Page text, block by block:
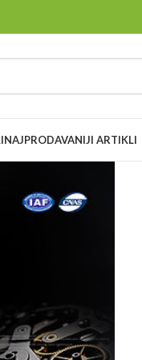
NAJPRODAVANIJI ARTIKLI